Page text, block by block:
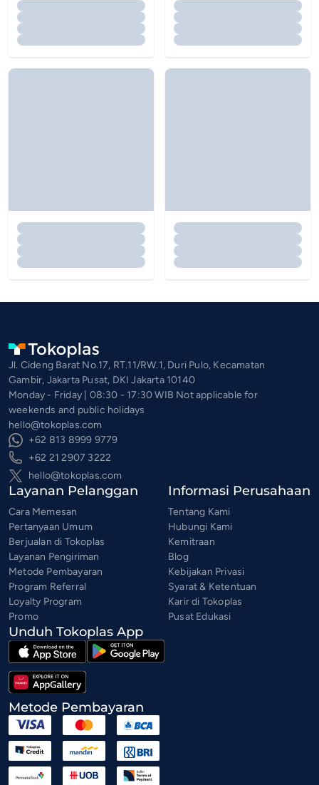
Jl. Cideng Barat No.17, RT.11/RW.1, Duri Pulo, Kecamatan
Gambir, Jakarta Pusat, DKI Jakarta 10140
Monday - Friday | 08:30 - 17:30 WIB Not applicable for
weekends and public holidays
hello@tokoplas.com
+62 813 8999 9779
+62 21 2907 3222
hello@tokoplas.com
Layanan Pelanggan
Cara Memesan
Pertanyaan Umum
Berjualan di Tokoplas
Layanan Pengiriman
Metode Pembayaran
Program Referral
Loyalty Program
Promo
Informasi Perusahaan
Tentang Kami
Hubungi Kami
Kemitraan
Blog
Kebijakan Privasi
Syarat & Ketentuan
Karir di Tokoplas
Pusat Edukasi
Unduh Tokoplas App
Metode Pembayaran